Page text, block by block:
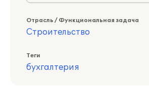
Отрасль / Функциональная задача
Строительство
Теги
бухгалтерия